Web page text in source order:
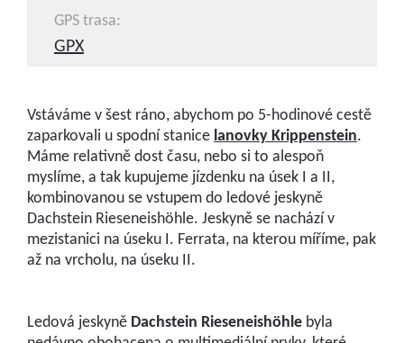
GPS trasa:
GPX
Vstáváme v šest ráno, abychom po 5-hodinové cestě
zaparkovali u spodní stanice lanovky Krippenstein.
Máme relativně dost času, nebo si to alespoň
myslíme, a tak kupujeme jízdenku na úsek I a II,
kombinovanou se vstupem do ledové jeskyně
Dachstein Rieseneishöhle. Jeskyně se nachází v
mezistanici na úseku I. Ferrata, na kterou míříme, pak
až na vrcholu, na úseku II.
Ledová jeskyně Dachstein Rieseneishöhle byla